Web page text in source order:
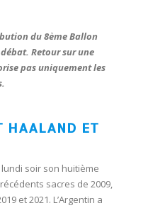
du 8ème Ballon
Retour sur une
pas uniquement les
HAALAND ET
soir son huitième
sacres de 2009,
et 2021. L’Argentin a